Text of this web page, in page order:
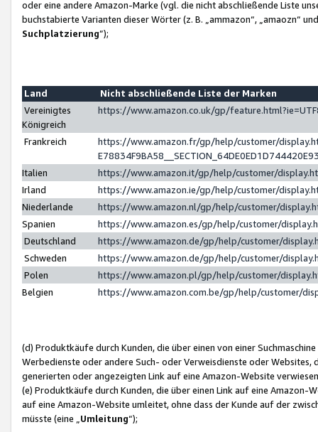
oder eine andere Amazon-Marke (vgl. die nicht abschließende Liste
buchstabierte Varianten dieser Wörter (z. B. „ammazon“, „amaozn“
Suchplatzierung”);
Land
Nicht abschließende Liste der Marken
Vereinigtes
Königreich
https://www.amazon.co.uk/gp/
Frankreich
https://www.amazon.fr/gp/help/customer/
Italien
https://www.amazon.it/gp/help/customer/
Irland
https://www.amazon.ie/gp/help/customer/
Niederlande
https://www.amazon.nl/gp/help/customer/
Spanien
https://www.amazon.es/gp/help/customer/
Deutschland
https://www.amazon.de/gp/help/customer/
Schweden
https://www.amazon.de/gp/help/customer/
Polen
https://www.amazon.pl/gp/help/customer/
Belgien
https://www.amazon.com.be/gp/help/customer/
(d) Produktkäufe durch Kunden, die über einen von einer
Werbedienste oder andere Such- oder Verweisdienste oder Websites,
generierten oder angezeigten Link auf eine Amazon-Website
(e) Produktkäufe durch Kunden, die über einen Link auf eine
auf eine Amazon-Website umleitet, ohne dass der Kunde auf der
müsste (eine „ Umleitung“);